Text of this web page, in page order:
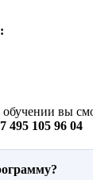
вы
495 105 96 04